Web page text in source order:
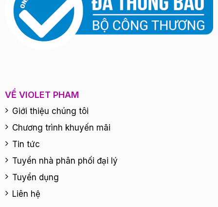
VỀ VIOLET PHAM
Giới thiệu chúng tôi
Chương trình khuyến mãi
Tin tức
Tuyển nhà phân phối đại lý
Tuyển dụng
Liên hệ